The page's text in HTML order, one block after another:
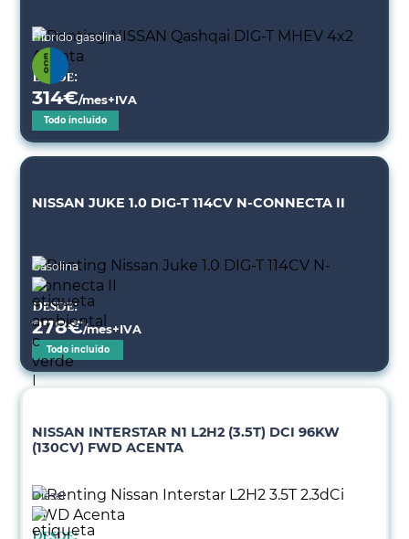
Híbrido gasolina
Desde:
314€/mes+IVA
Todo incluido
NISSAN JUKE 1.0 DIG-T 114CV N-CONNECTA II
Gasolina
Desde:
278€/mes+IVA
Todo incluido
NISSAN INTERSTAR N1 L2H2 (3.5T) DCI 96KW
(130CV) FWD ACENTA
Diésel